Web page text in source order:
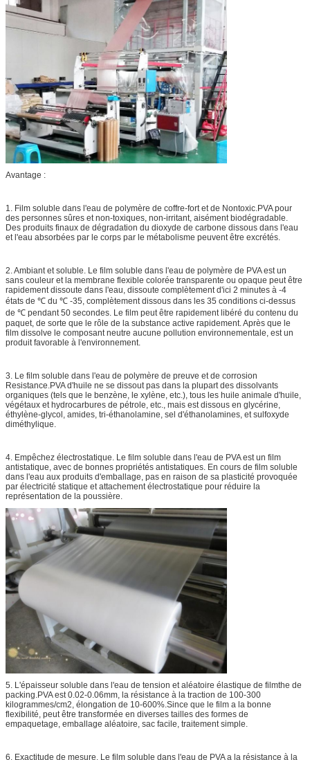
Avantage :
1. Film soluble dans l'eau de polymère de coffre-fort et de Nontoxic.PVA pour
des personnes sûres et non-toxiques, non-irritant, aisément biodégradable.
Des produits finaux de dégradation du dioxyde de carbone dissous dans l'eau
et l'eau absorbées par le corps par le métabolisme peuvent être excrétés.
2. Ambiant et soluble. Le film soluble dans l'eau de polymère de PVA est un
sans couleur et la membrane flexible colorée transparente ou opaque peut être
rapidement dissoute dans l'eau, dissoute complètement d'ici 2 minutes à -4
états de ℃ du ℃ -35, complètement dissous dans les 35 conditions ci-dessus
de ℃ pendant 50 secondes. Le film peut être rapidement libéré du contenu du
paquet, de sorte que le rôle de la substance active rapidement. Après que le
film dissolve le composant neutre aucune pollution environnementale, est un
produit favorable à l'environnement.
3. Le film soluble dans l'eau de polymère de preuve et de corrosion
Resistance.PVA d'huile ne se dissout pas dans la plupart des dissolvants
organiques (tels que le benzène, le xylène, etc.), tous les huile animale d'huile,
végétaux et hydrocarbures de pétrole, etc., mais est dissous en glycérine,
éthylène-glycol, amides, tri-éthanolamine, sel d'éthanolamines, et sulfoxyde
diméthylique.
4. Empêchez électrostatique. Le film soluble dans l'eau de PVA est un film
antistatique, avec de bonnes propriétés antistatiques. En cours de film soluble
dans l'eau aux produits d'emballage, pas en raison de sa plasticité provoquée
par électricité statique et attachement électrostatique pour réduire la
représentation de la poussière.
5. L'épaisseur soluble dans l'eau de tension et aléatoire élastique de filmthe de
packing.PVA est 0.02-0.06mm, la résistance à la traction de 100-300
kilogrammes/cm2, élongation de 10-600%.Since que le film a la bonne
flexibilité, peut être transformée en diverses tailles des formes de
empaquetage, emballage aléatoire, sac facile, traitement simple.
6. Exactitude de mesure. Le film soluble dans l'eau de PVA a la résistance à la